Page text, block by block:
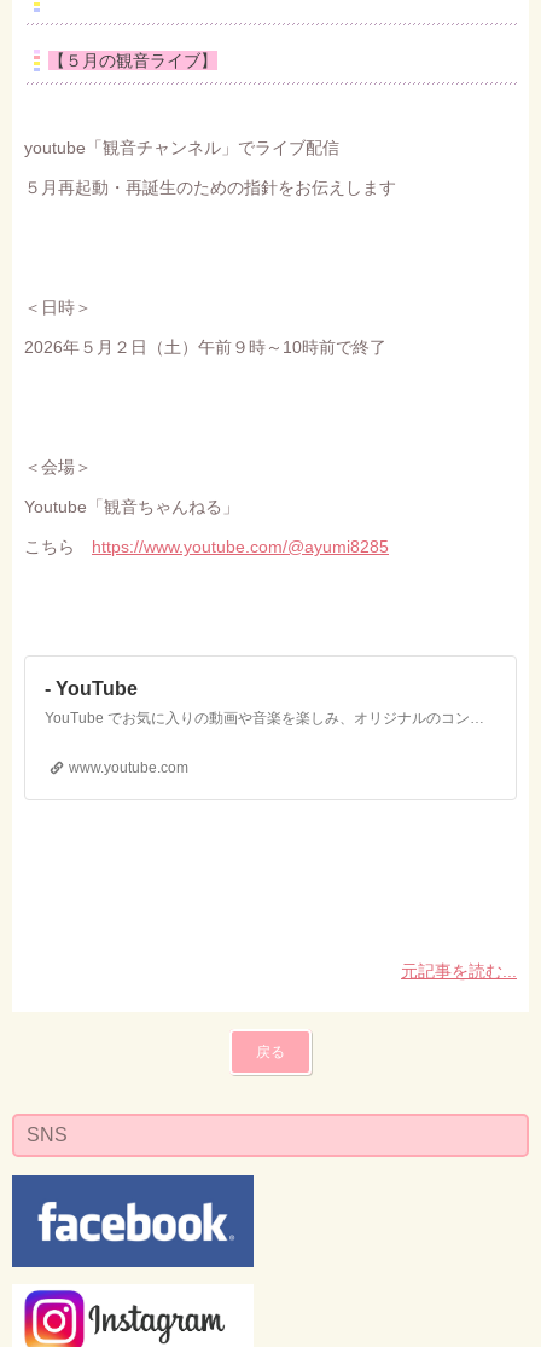
【５月の観音ライブ】
youtube「観音チャンネル」でライブ配信
５月再起動・再誕生のための指針をお伝えします
＜日時＞
2026年５月２日（土）午前９時～10時前で終了
＜会場＞
Youtube「観音ちゃんねる」
こちら https://www.youtube.com/@ayumi8285
- YouTube
YouTube でお気に入りの動画や音楽を楽しみ、オリジナルのコンテンツをアップロードして友だちや家族、世界中の人たちと共有しましょう。
www.youtube.com
元記事を読む...
戻る
SNS